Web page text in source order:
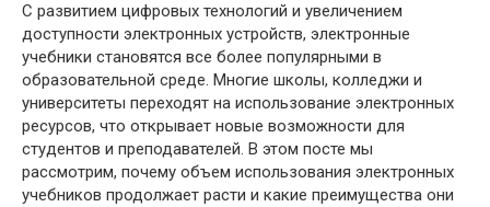
С развитием цифровых технологий и увеличением
доступности электронных устройств, электронные
учебники становятся все более популярными в
образовательной среде. Многие школы, колледжи и
университеты переходят на использование электронных
ресурсов, что открывает новые возможности для
студентов и преподавателей. В этом посте мы
рассмотрим, почему объем использования электронных
учебников продолжает расти и какие преимущества они